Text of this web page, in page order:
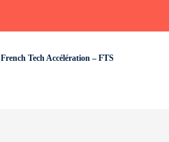
French Tech Accélération – FTS